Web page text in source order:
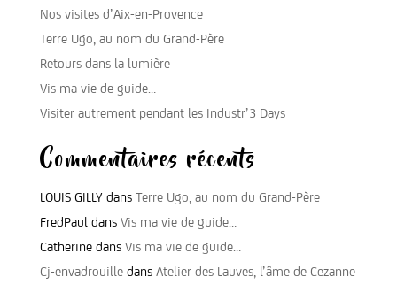
Nos visites d’Aix-en-Provence
Terre Ugo, au nom du Grand-Père
Retours dans la lumière
Vis ma vie de guide…
Visiter autrement pendant les Industr’3 Days
Commentaires récents
LOUIS GILLYdansTerre Ugo, au nom du Grand-Père
FredPaul dansVis ma vie de guide…
CatherinedansVis ma vie de guide…
Cj-envadrouilledansAtelier des Lauves, l’âme de Cezanne